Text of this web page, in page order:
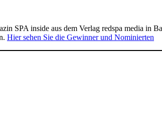
SPA inside aus dem Verlag redspa media in
Hier sehen Sie die Gewinner und Nominierten